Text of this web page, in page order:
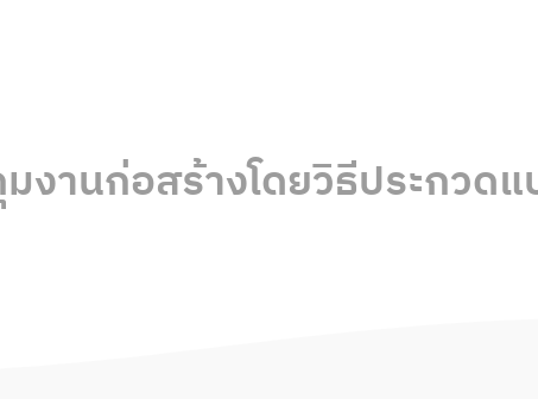
านก่อสร้างโดยวิธีประกวด